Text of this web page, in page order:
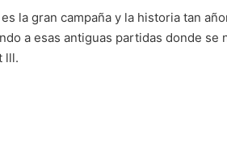
la gran campaña y la historia tan
a esas antiguas partidas donde
lll.